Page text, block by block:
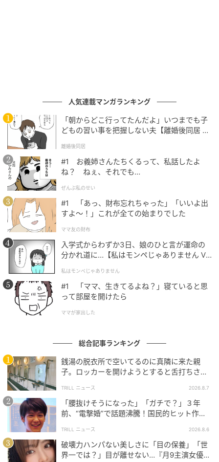
人気連載マンガランキング
「朝からどこ行ってたんだよ」いつまでも子
どもの習い事を把握しない夫【離婚後同居 Vo
離婚後同居
#1 お義姉さんたちくるって、私話したよ
ね？ ねぇ、それでも…
ぜんぶ私のせい
#1 「あっ、財布忘れちゃった」「いいよ出
すよ〜！」これが全ての始まりでした
ママ友の財布
入学式からわずか3日、娘のひと言が運命の
分かれ道に…【私はモンペじゃありません Vo
私はモンペじゃありません
#1 「ママ、生きてるよね？」寝ていると思
って部屋を開けたら
ママが家出した
総合記事ランキング
銭湯の脱衣所で空いてるのに真隣に来た親
子。ロッカーを開けようとすると舌打ちさ
中で拍手」
TRILL ニュース 2026.8.7
「腰抜けそうになった」「ガチで？」３年
前、“電撃婚”で話題沸騰！国民的ヒット作
TRILL ニュース 2026.8.6
破壊力ハンパない美しさに「目の保養」「世
界一では？」目が離せない…『月9主演女優